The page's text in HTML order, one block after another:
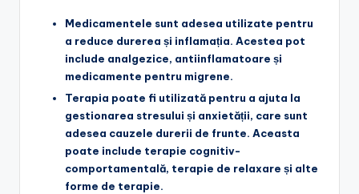
Medicamentele sunt adesea utilizate pentru
a reduce durerea și inflamația. Acestea pot
include analgezice, antiinflamatoare și
medicamente pentru migrene.
Terapia poate fi utilizată pentru a ajuta la
gestionarea stresului și anxietății, care sunt
adesea cauzele durerii de frunte. Aceasta
poate include terapie cognitiv-
comportamentală, terapie de relaxare și alte
forme de terapie.